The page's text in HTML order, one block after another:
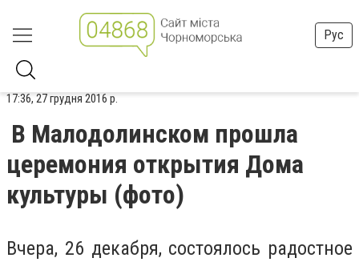
Рус
17:36, 27 грудня 2016 р.
В Малодолинском прошла
церемония открытия Дома
культуры (фото)
Вчера, 26 декабря, состоялось радостное